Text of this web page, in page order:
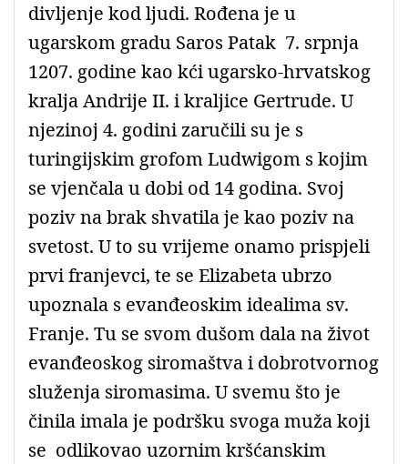
divljenje kod ljudi. Rođena je u
ugarskom gradu Saros Patak 7. srpnja
1207. godine kao kći ugarsko-hrvatskog
kralja Andrije II. i kraljice Gertrude. U
njezinoj 4. godini zaručili su je s
turingijskim grofomLudwigom s kojim
se vjenčala u dobi od 14 godina. Svoj
poziv na brak shvatila je kao poziv na
svetost. U to su vrijeme onamo prispjeli
prvi franjevci, te se Elizabeta ubrzo
upoznala s evanđeoskim idealima sv.
Franje. Tu se svom dušom dala na život
evanđeoskog siromaštva i dobrotvornog
služenja siromasima. U svemu što je
činila imala je podršku svoga muža koji
se odlikovao uzornim kršćanskim